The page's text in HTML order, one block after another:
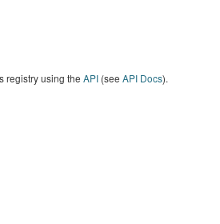
registry using the API (see API Docs).